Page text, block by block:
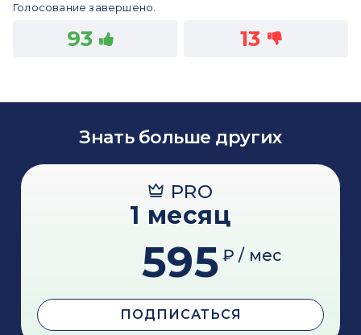
Голосование завершено.
93 13
Знать больше других
PRO
1 месяц
595 ₽ / мес
ПОДПИСАТЬСЯ